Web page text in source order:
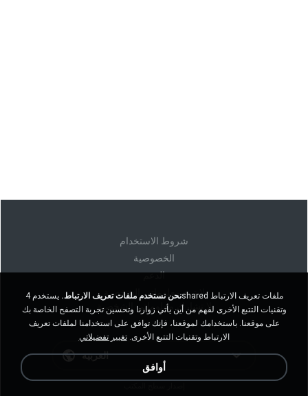
شروط الاستخدام
الخصوصية
الدعم
لا تبيع معلوماتي الشخصية
لا تشارك معلوماتي الشخصية
العربية
نحن نستخدم ملفات تعريف الارتباط.
يستخدم 4shared ملفات تعريف الارتباط
وتقنيات التتبع الأخرى لفهم من أين يأتي زوارنا وتحسين تجربة التصفح الخاصة بك
على موقعنا. باستخدامك لموقعنا، فإنك توافق على استخدامنا لملفات تعريف
الارتباط وتقنيات التتبع الأخرى.تغيير تفضيلاتي
أوافق